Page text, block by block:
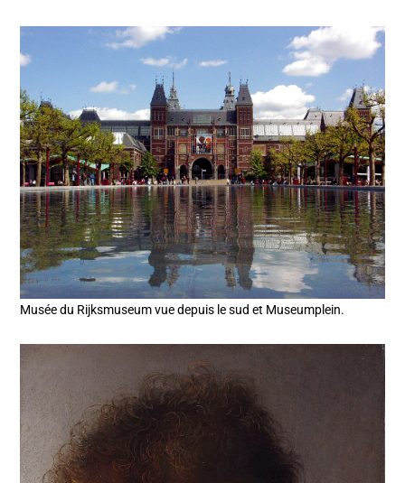
Musée du Rijksmuseum vue depuis le sud et Museumplein.